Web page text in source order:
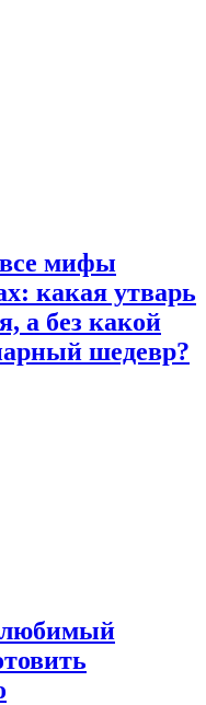
мифы
какая утварь
а без какой
шедевр?
любимый